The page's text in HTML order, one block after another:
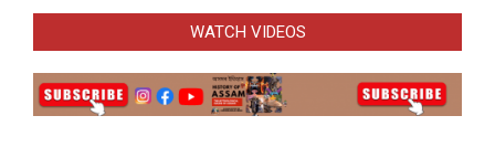
WATCH VIDEOS